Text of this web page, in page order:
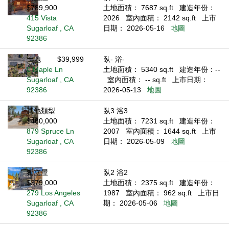
$789,900
415 Vista
Sugarloaf , CA
92386
土地面積： 7687 sq.ft
建造年份：
2026
室內面積： 2142 sq.ft
上市
日期： 2026-05-16
地圖
土地
$39,999
0 Maple Ln
Sugarloaf , CA
92386
臥- 浴-
土地面積： 5340 sq.ft
建造年份：--
室內面積： -- sq.ft
上市日期：
2026-05-13
地圖
其他類型
$460,000
879 Spruce Ln
Sugarloaf , CA
92386
臥3 浴3
土地面積： 7231 sq.ft
建造年份：
2007
室內面積： 1644 sq.ft
上市
日期： 2026-05-09
地圖
獨立屋
$379,000
279 Los Angeles
Sugarloaf , CA
92386
臥2 浴2
土地面積： 2375 sq.ft
建造年份：
1987
室內面積： 962 sq.ft
上市日
期： 2026-05-06
地圖